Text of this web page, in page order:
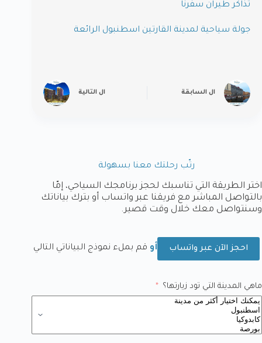
تذاكر طيران سفرنا
جولة سياحية لمدينة القارتين اسطنبول الرائعة
ال السابقة ال التالية
رتّب رحلتك معنا بسهولة
اختر الطريقة التي تناسبك لحجز برنامجك السياحي، إمّا
بالتواصل المباشر مع فريقنا عبر واتساب أو بترك بياناتك
وسنتواصل معك خلال وقت قصير.
احجز الآن عبر واتساب أو قم بملء نموذج البياناتي التالي
ماهي المدينة التي تود زيارتها؟